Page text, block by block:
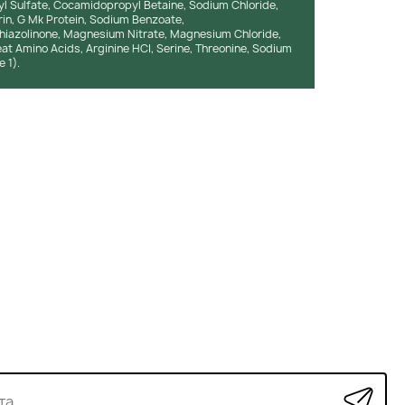
Sulfate, Cocamidopropyl Betaine, Sodium Chloride,
G Mk Protein, Sodium Benzoate,
Magnesium Nitrate, Magnesium Chloride,
Amino Acids, Arginine HCI, Serine, Threonine, Sodium
1).